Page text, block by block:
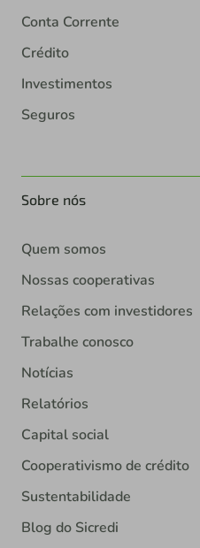
Conta Corrente
Crédito
Investimentos
Seguros
Sobre nós
Quem somos
Nossas cooperativas
Relações com investidores
Trabalhe conosco
Notícias
Relatórios
Capital social
Cooperativismo de crédito
Sustentabilidade
Blog do Sicredi